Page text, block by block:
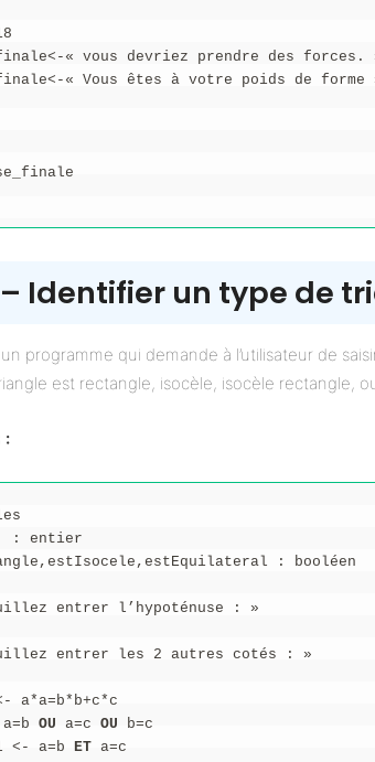
« vous devriez prendre des forces.
« Vous êtes à votre poids de forme
– Identifier un type de
programme qui demande à l’utilisateur de
est rectangle, isocèle, isocèle rectangle,
:
entier
: booléen
entrer l’hypoténuse : »
entrer les 2 autres cotés : »
a*a=b*b+c*c
a=b
OU a=c OU b=c
<- a=b
ET a=c